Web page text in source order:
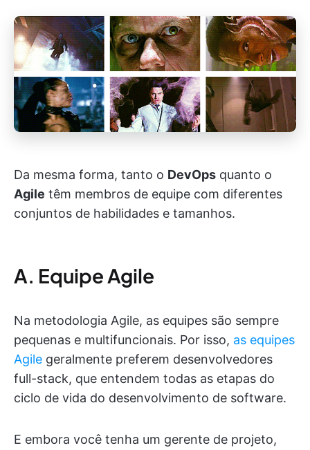
Da mesma forma, tanto o DevOps quanto o
Agile têm membros de equipe com diferentes
conjuntos de habilidades e tamanhos.
A. Equipe Agile
Na metodologia Agile, as equipes são sempre
pequenas e multifuncionais. Por isso, as equipes
Agile geralmente preferem desenvolvedores
full-stack, que entendem todas as etapas do
ciclo de vida do desenvolvimento de software.
E embora você tenha um gerente de projeto,